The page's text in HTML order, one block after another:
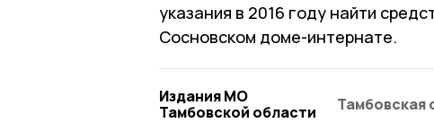
указания в 2016 году найти
Сосновском доме-интернате.
Издания МО
Тамбовской области
Тамбовская